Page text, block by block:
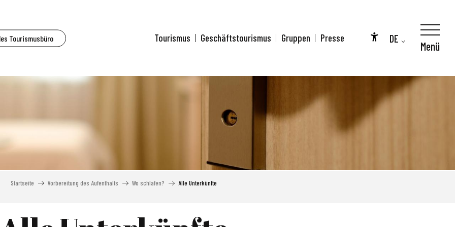
Tourismusbüro
Accessibilité
DE
Tourismus Geschäftstourismus Gruppen Presse
Menü
Startseite Vorbereitung des Aufenthalts Wo schlafen? Alle Unterkünfte